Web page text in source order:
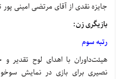
جایزه نقدی از آقای مرتضی امینی پور
بازیگری زن:
رتبه سوم
هیئت‌داوران با اهدای لوح تقدیر و
نصیری برای بازی در نمایش